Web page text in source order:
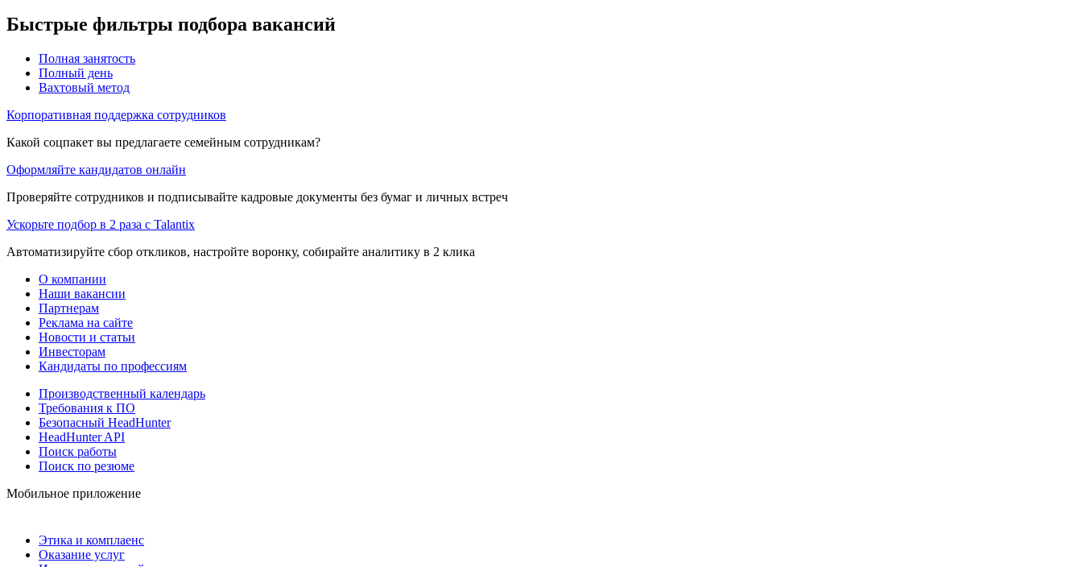
Быстрые фильтры подбора вакансий
Полная занятость
Полный день
Вахтовый метод
Корпоративная поддержка сотрудников
Какой соцпакет вы предлагаете семейным сотрудникам?
Оформляйте кандидатов онлайн
Проверяйте сотрудников и подписывайте кадровые документы без бумаг и личных встреч
Ускорьте подбор в 2 раза с Talantix
Автоматизируйте сбор откликов, настройте воронку, собирайте аналитику в 2 клика
О компании
Наши вакансии
Партнерам
Реклама на сайте
Новости и статьи
Инвесторам
Кандидаты по профессиям
Производственный календарь
Требования к ПО
Безопасный HeadHunter
HeadHunter API
Поиск работы
Поиск по резюме
Мобильное приложение
Этика и комплаенс
Оказание услуг